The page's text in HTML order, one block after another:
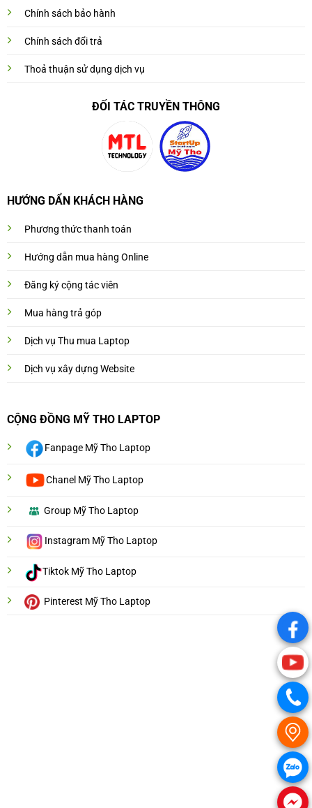
Chính sách bảo hành
Chính sách đổi trả
Thoả thuận sử dụng dịch vụ
ĐỐI TÁC TRUYỀN THÔNG
HƯỚNG DẨN KHÁCH HÀNG
Phương thức thanh toán
Hướng dẫn mua hàng Online
Đăng ký cộng tác viên
Mua hàng trả góp
Dịch vụ Thu mua Laptop
Dịch vụ xây dựng Website
CỘNG ĐỒNG MỸ THO LAPTOP
Fanpage Mỹ Tho Laptop
Chanel Mỹ Tho Laptop
Group Mỹ Tho Laptop
Instagram Mỹ Tho Laptop
Tiktok Mỹ Tho Laptop
Pinterest Mỹ Tho Laptop
.
.
.
.
.
.